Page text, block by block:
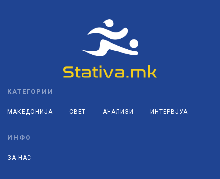
КАТЕГОРИИ
МАКЕДОНИЈА СВЕТ АНАЛИЗИ ИНТЕРВЈУА
ИНФО
ЗА НАС